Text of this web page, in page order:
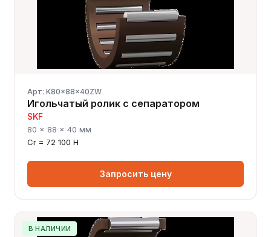
Арт: K80x88x40ZW
Игольчатый ролик с сепаратором
SKF
80 × 88 × 40 мм
Cr = 72 100 Н
Запросить цену
В НАЛИЧИИ